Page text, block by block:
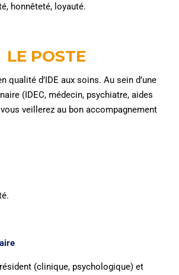
honnêteté, loyauté.
LE POSTE
qualité d’IDE aux soins. Au sein d’une
(IDEC, médecin, psychiatre, aides
veillerez au bon accompagnement
(clinique, psychologique) et